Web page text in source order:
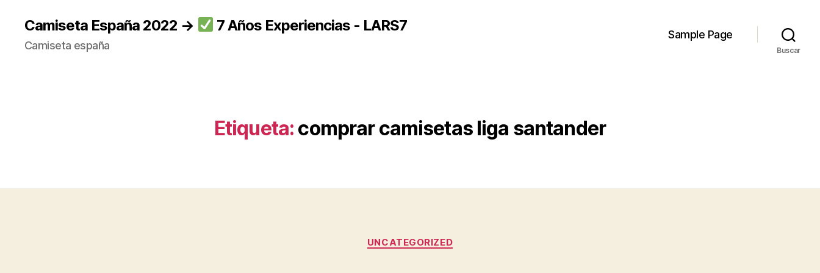
Camiseta España 2022 → 7 Años Experiencias - LARS7
Camiseta españa
Sample Page
Buscar
Etiqueta: comprar camisetas liga santander
Categorías
UNCATEGORIZED